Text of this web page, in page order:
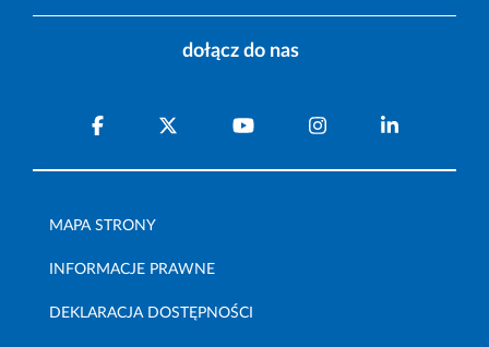
dołącz do nas
MAPA STRONY
INFORMACJE PRAWNE
DEKLARACJA DOSTĘPNOŚCI